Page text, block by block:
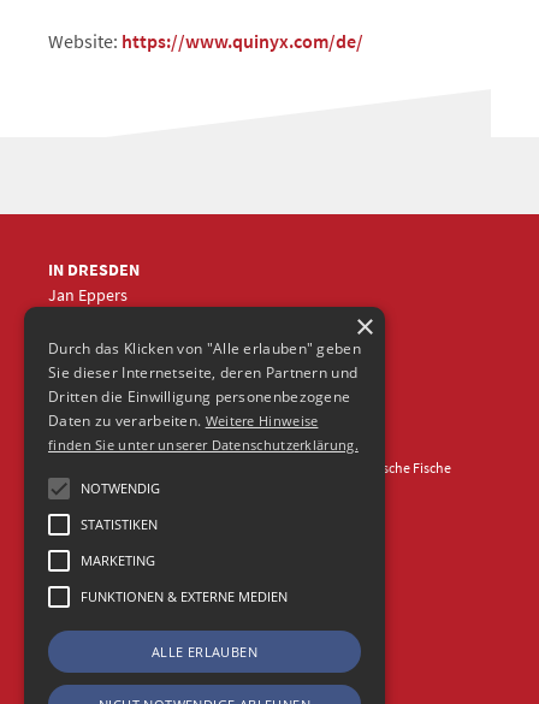
Website: https://www.quinyx.com/de/
IN DRESDEN
Jan Eppers
jep@frische-fische.com
© 2026 Agentur Frische Fische
×
Durch das Klicken von "Alle erlauben" geben
Sie dieser Internetseite, deren Partnern und
Dritten die Einwilligung personenbezogene
Daten zu verarbeiten. Weitere Hinweise
finden Sie unter unserer Datenschutzerklärung.
NOTWENDIG
STATISTIKEN
MARKETING
FUNKTIONEN & EXTERNE MEDIEN
ALLE ERLAUBEN